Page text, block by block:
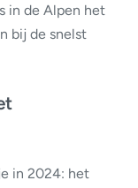
in de Alpen het
bij de snelst
in 2024: het